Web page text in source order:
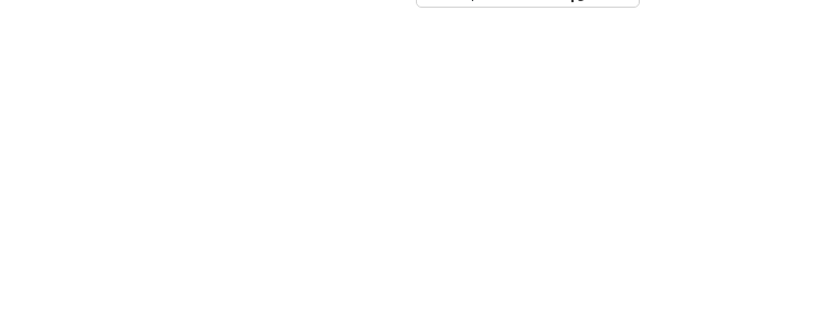
MATEMÁTICAS Y CIENCIAS
NOVELA GRÁFICA, LIBROS DE